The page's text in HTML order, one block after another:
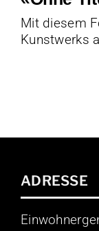
Mit diesem
Kunstwerks
ADRESSE